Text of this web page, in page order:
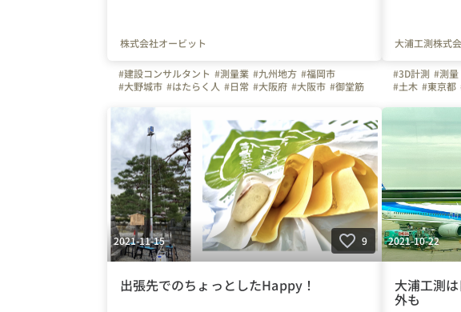
株式会社オービット
#建設コンサルタント #測量業 #九州地方 #福岡市
#大野城市 #はたらく人 #日常 #大阪府 #大阪市 #御堂筋
#Iターン
#社会実験
#まちづくり #にぎわい創出
大浦工測株式
#3D計測 #測量
#土木 #東京都
2021-11-15 9
出張先でのちょっとしたHappy！
2021-10-22
大浦工測
外も